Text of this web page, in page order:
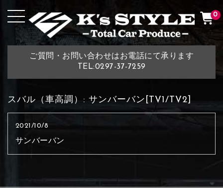
ご質問・お問い合わせはお電話にて承ります
TEL:0297-37-7259
0
スバル（車高調）: サンバーバン[TV1/TV2]
2021/10/8
サンバーバン